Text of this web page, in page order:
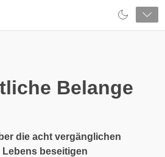
Belange
die acht vergänglichen
beseitigen